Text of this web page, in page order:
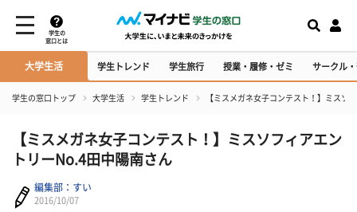
学生の
窓口とは
大学生活 学生トレンド 学生旅行 授業・履修・ゼミ サークル
学生の窓口トップ 大学生活 学生トレンド 【ミスメガネ女子コンテスト！】ミスソ
【ミスメガネ女子コンテスト！】ミスソフィアエン
トリーNo.4田中陽南さん
編集部：すい
2016/10/07